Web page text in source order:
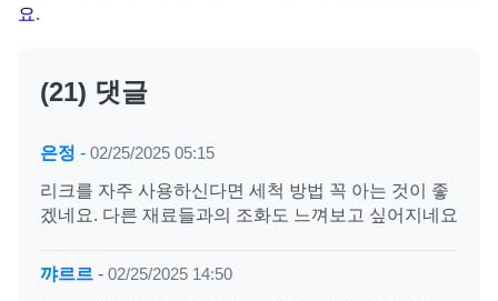
요.
(21) 댓글
은정 - 02/25/2025 05:15
리크를 자주 사용하신다면 세척 방법 꼭 아는 것이 좋
겠네요. 다른 재료들과의 조화도 느껴보고 싶어지네요
꺄르르 - 02/25/2025 14:50